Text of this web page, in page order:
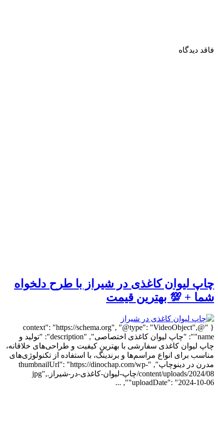
فاقد دیدگاه
چاپ لیوان کاغذی در شیراز با طرح دلخواه
شما + 💯 بهترین قیمت
{ "@context": "https://schema.org", "@type": "VideoObject",
"name": "چاپ لیوان کاغذی اختصاصی", "description": "تولید و
چاپ لیوان کاغذی سفارشی با بهترین کیفیت و طراحی‌های خلاقانه،
مناسب برای انواع مراسم‌ها و برندینگ، با استفاده از تکنولوژی‌های
مدرن در دینوچاپ", "thumbnailUrl": "https://dinochap.com/wp-
content/uploads/2024/08/چاپ-لیوان-کاغذی-در-شیراز.jpg",
"uploadDate": "2024-10-06", ...